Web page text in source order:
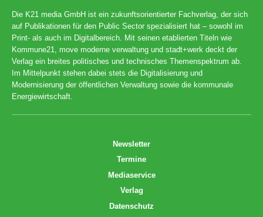
Die K21 media GmbH ist ein zukunftsorientierter Fachverlag, der sich
auf Publikationen für den Public Sector spezialisiert hat – sowohl im
Print- als auch im Digitalbereich. Mit seinen etablierten Titeln wie
Kommune21, move moderne verwaltung und stadt+werk deckt der
Verlag ein breites politisches und technisches Themenspektrum ab.
Im Mittelpunkt stehen dabei stets die Digitalisierung und
Modernisierung der öffentlichen Verwaltung sowie die kommunale
Energiewirtschaft.
Newsletter
Termine
Mediaservice
Verlag
Datenschutz